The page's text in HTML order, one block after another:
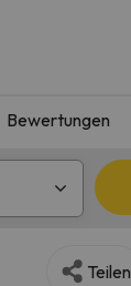
Bewertungen
Teilen